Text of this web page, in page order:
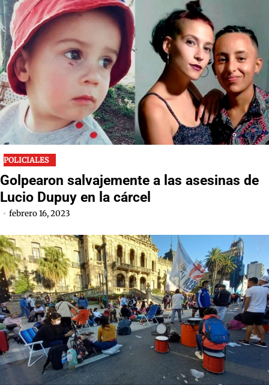
POLICIALES
Golpearon salvajemente a las asesinas de
Lucio Dupuy en la cárcel
febrero 16, 2023